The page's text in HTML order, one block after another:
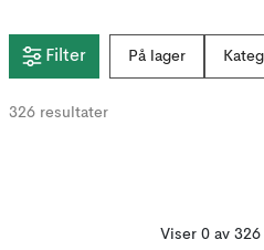
Filter På lager
326 resultater
Viser 0 av